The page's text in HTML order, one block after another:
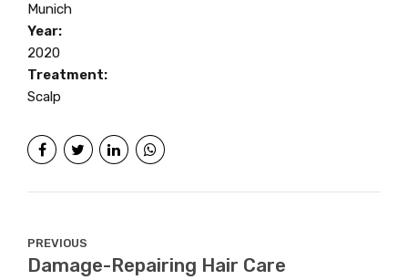
Munich
Year:
2020
Treatment:
Scalp
PREVIOUS
Damage-Repairing Hair Care